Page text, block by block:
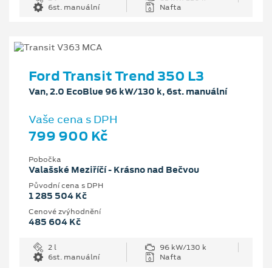
6st. manuální
Nafta
Ford Transit Trend 350 L3
Van, 2.0 EcoBlue 96 kW/130 k, 6st. manuální
Vaše cena s DPH
799 900 Kč
Pobočka
Valašské Meziříčí - Krásno nad Bečvou
Původní cena s DPH
1 285 504 Kč
Cenové zvýhodnění
485 604 Kč
2 l
96 kW/130 k
6st. manuální
Nafta